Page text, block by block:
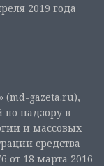
2019 года
(md-gazeta.ru),
по надзору в
и массовых
средства
18 марта 2016